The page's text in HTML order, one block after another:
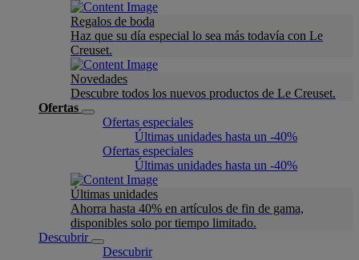
Regalos de boda
Haz que su día especial lo sea más todavía con Le
Creuset.
Novedades
Descubre todos los nuevos productos de Le Creuset.
Ofertas
Ofertas especiales
Últimas unidades hasta un -40%
Ofertas especiales
Últimas unidades hasta un -40%
Últimas unidades
Ahorra hasta 40% en artículos de fin de gama,
disponibles solo por tiempo limitado.
Descubrir
Descubrir